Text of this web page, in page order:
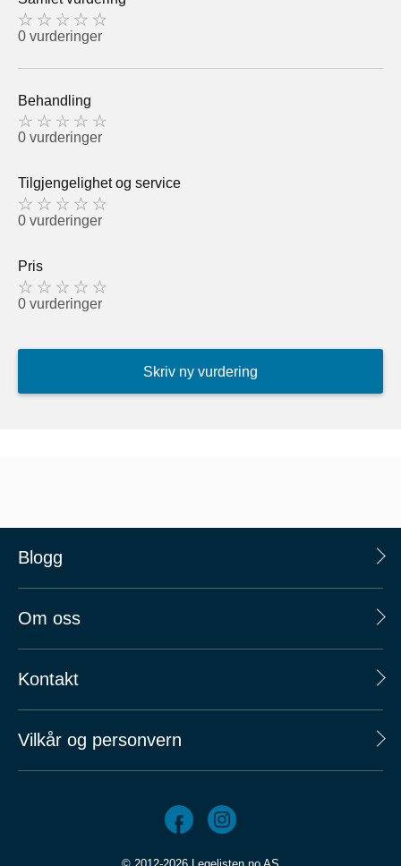
0 vurderinger
Behandling
0 vurderinger
Tilgjengelighet og service
0 vurderinger
Pris
0 vurderinger
Skriv ny vurdering
Blogg
Om oss
Kontakt
Vilkår og personvern